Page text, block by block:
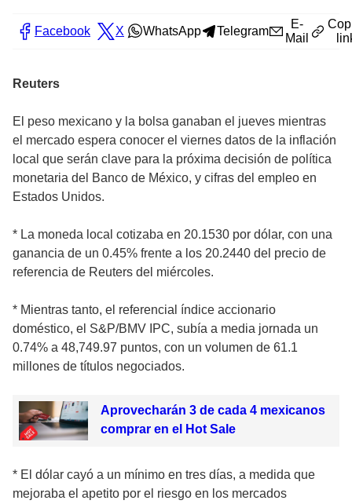
Facebook X WhatsApp Telegram
E-
Mail
Reuters
El peso mexicano y la bolsa ganaban el jueves mientras
el mercado espera conocer el viernes datos de la inflación
local que serán clave para la próxima decisión de política
monetaria del Banco de México, y cifras del empleo en
Estados Unidos.
* La moneda local cotizaba en 20.1530 por dólar, con una
ganancia de un 0.45% frente a los 20.2440 del precio de
referencia de Reuters del miércoles.
* Mientras tanto, el referencial índice accionario
doméstico, el S&P/BMV IPC, subía a media jornada un
0.74% a 48,749.97 puntos, con un volumen de 61.1
millones de títulos negociados.
Aprovecharán 3 de cada 4 mexicanos
comprar en el Hot Sale
* El dólar cayó a un mínimo en tres días, a medida que
mejoraba el apetito por el riesgo en los mercados